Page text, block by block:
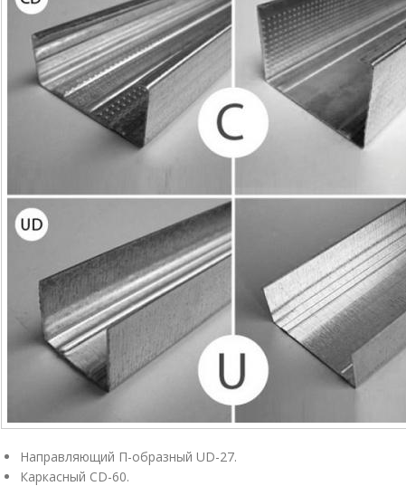
Направляющий П-образный UD-27.
Каркасный CD-60.